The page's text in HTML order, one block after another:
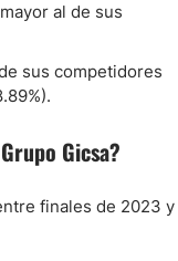
al de sus
sus competidores
Gicsa?
finales de 2023 y